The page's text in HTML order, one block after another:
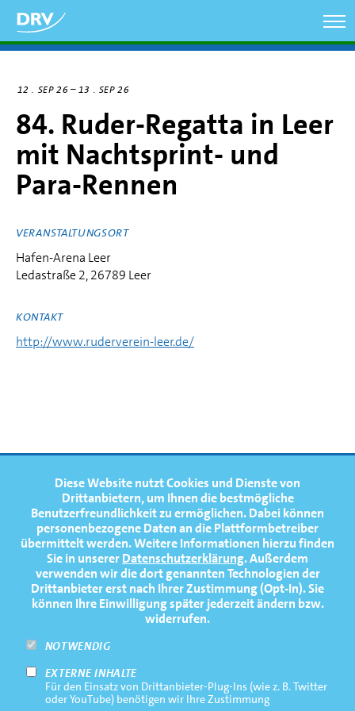
Diese Website nutzt Cookies und Dienste von
Drittanbietern, um Ihnen die bestmögliche
Benutzerfreundlichkeit zu ermöglichen.Dabei können
personenbezogene Daten an die Plattformbetreiber
übermittelt werden. Weitere Informationen hierzu finden
Sie in unsererDatenschutzerklärung. Außerdem
verwenden wir die dort genannten Technologien der
Drittanbieter erst nach Ihrer Zustimmung (Opt-In). Sie
können Ihre Einwilligung später jederzeit ändern bzw.
widerrufen.
NOTWENDIG
EXTERNE INHALTE
Für den Einsatz von Drittanbieter-Plug-Ins (wie z. B. Twitter
oder YouTube) benötigen wir Ihre Zustimmung
zum
Inhalt
12 SEP 26–13 SEP 26
84. Ruder-Regatta in Leer
mit Nachtsprint- und
Para-Rennen
VERANSTALTUNGSORT
Hafen-Arena Leer
Ledastraße 2, 26789 Leer
KONTAKT
http://www.ruderverein-leer.de/
FOOTERNAVIGATION
NEWS
TERMINE
MEDIATHEK
PRESSE
FAQ
NEWSLETTER
Footernavigation
Bottom
Impressum